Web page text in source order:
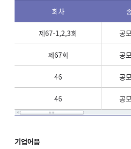
회차
제67-1,2,3회 공
제67회 공
46 공
46 공
기업어음